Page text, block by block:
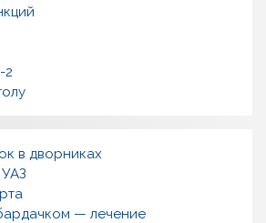
2
в дворниках
— лечение